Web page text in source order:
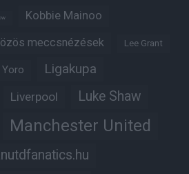
Kobbie Mainoo
meccsnézések Lee Grant
Yoro Ligakupa
Liverpool Luke Shaw
Manchester United